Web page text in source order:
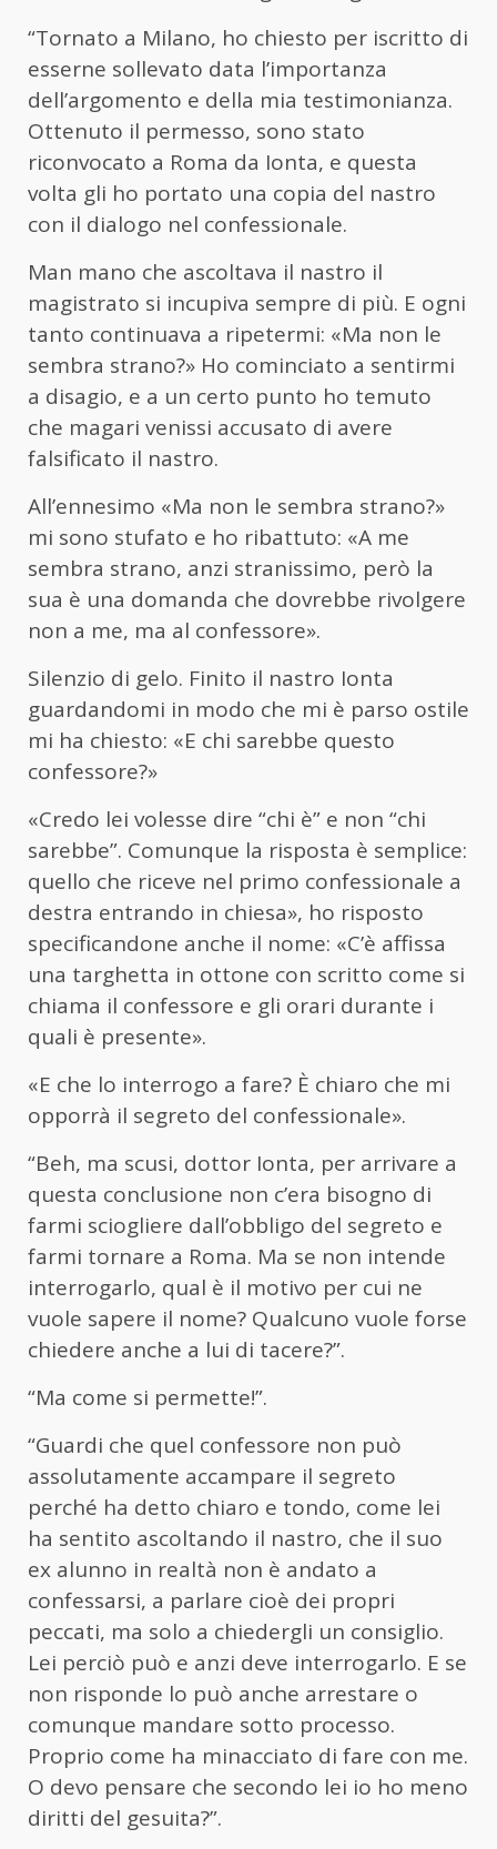
“Tornato a Milano, ho chiesto per iscritto di
esserne sollevato data l’importanza
dell’argomento e della mia testimonianza.
Ottenuto il permesso, sono stato
riconvocato a Roma da Ionta, e questa
volta gli ho portato una copia del nastro
con il dialogo nel confessionale.
Man mano che ascoltava il nastro il
magistrato si incupiva sempre di più. E ogni
tanto continuava a ripetermi: «Ma non le
sembra strano?» Ho cominciato a sentirmi
a disagio, e a un certo punto ho temuto
che magari venissi accusato di avere
falsificato il nastro.
All’ennesimo «Ma non le sembra strano?»
mi sono stufato e ho ribattuto: «A me
sembra strano, anzi stranissimo, però la
sua è una domanda che dovrebbe rivolgere
non a me, ma al confessore».
Silenzio di gelo. Finito il nastro Ionta
guardandomi in modo che mi è parso ostile
mi ha chiesto: «E chi sarebbe questo
confessore?»
«Credo lei volesse dire “chi è” e non “chi
sarebbe”. Comunque la risposta è semplice:
quello che riceve nel primo confessionale a
destra entrando in chiesa», ho risposto
specificandone anche il nome: «C’è affissa
una targhetta in ottone con scritto come si
chiama il confessore e gli orari durante i
quali è presente».
«E che lo interrogo a fare? È chiaro che mi
opporrà il segreto del confessionale».
“Beh, ma scusi, dottor Ionta, per arrivare a
questa conclusione non c’era bisogno di
farmi sciogliere dall’obbligo del segreto e
farmi tornare a Roma. Ma se non intende
interrogarlo, qual è il motivo per cui ne
vuole sapere il nome? Qualcuno vuole forse
chiedere anche a lui di tacere?”.
“Ma come si permette!”.
“Guardi che quel confessore non può
assolutamente accampare il segreto
perché ha detto chiaro e tondo, come lei
ha sentito ascoltando il nastro, che il suo
ex alunno in realtà non è andato a
confessarsi, a parlare cioè dei propri
peccati, ma solo a chiedergli un consiglio.
Lei perciò può e anzi deve interrogarlo. E se
non risponde lo può anche arrestare o
comunque mandare sotto processo.
Proprio come ha minacciato di fare con me.
O devo pensare che secondo lei io ho meno
diritti del gesuita?”.